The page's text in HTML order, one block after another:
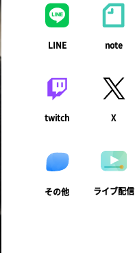
LINE note
twitch X
その他 ライブ配信